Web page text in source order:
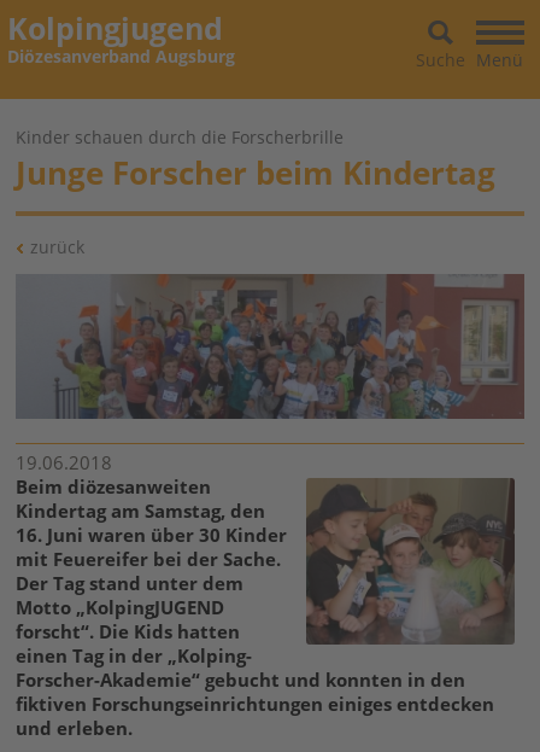
Kolpingjugend
Diözesanverband Augsburg Menü
Suche
Kinder schauen durch die Forscherbrille
Junge Forscher beim Kindertag
zurück
19.06.2018
Beim diözesanweiten
Kindertag am Samstag, den
16. Juni waren über 30 Kinder
mit Feuereifer bei der Sache.
Der Tag stand unter dem
Motto „KolpingJUGEND
forscht“. Die Kids hatten
einen Tag in der „Kolping-
Forscher-Akademie“ gebucht und konnten in den
fiktiven Forschungseinrichtungen einiges entdecken
und erleben.